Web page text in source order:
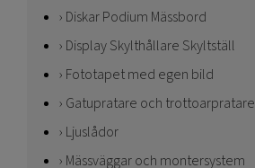
Diskar Podium Mässbord
Display Skylthållare Skyltställ
Fototapet med egen bild
Gatupratare och trottoarpratare
Ljuslådor
Mässväggar och montersystem